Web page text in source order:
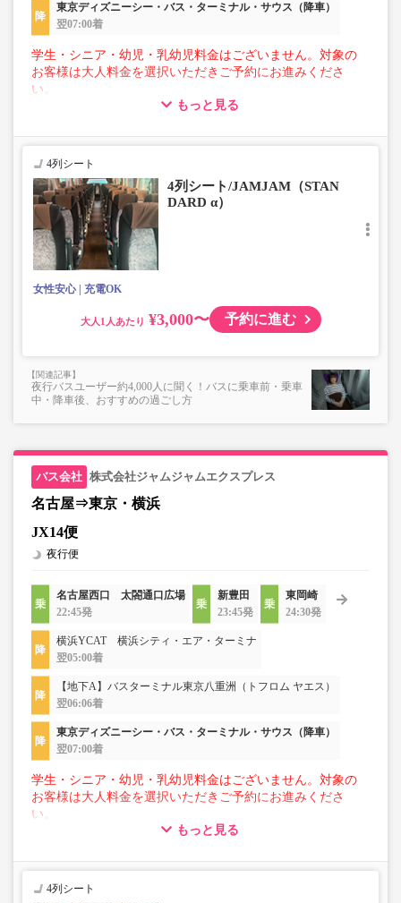
東京ディズニーシー・バス・ターミナル・サウス（降車）
翌07:00着
学生・シニア・幼児・乳幼児料金はございません。対象の
お客様は大人料金を選択いただきご予約にお進みくださ
い。
■トランクにてお預かりできる荷物
・3辺合計160cm以内、かつ10kg以下のものをおひとり様1
■お預かりできない荷物（貴重品以外は車内持ち込みも不
可）
楽器・自転車（折りたたみ含む）・ボード等の大きな荷
物、壊れ物、危険物、貴重品、ペット、
上記「トランクにてお預かりできる荷物」の条件を満たさ
もっと見る
4列シート
4列シート/JAMJAM（STAN
DARD α）
女性安心 充電OK
大人 ¥3,000〜 予約に進む
夜行バスユーザー約4,000人に聞く！バスに乗車前・乗車
中・降車後、おすすめの過ごし方
株式会社ジャムジャムエクスプレス
名古屋⇒東京・横浜
JX14便
夜行便
名古屋西口 太閤通口広場
22:45発
新豊田
23:45発
東岡崎
24:30発
横浜YCAT 横浜シティ・エア・ターミナ
翌05:00着
【地下A】バスターミナル東京八重洲（トフロム ヤエス）
翌06:06着
東京ディズニーシー・バス・ターミナル・サウス（降車）
翌07:00着
学生・シニア・幼児・乳幼児料金はございません。対象の
お客様は大人料金を選択いただきご予約にお進みくださ
い。
■トランクにてお預かりできる荷物
・3辺合計160cm以内、かつ10kg以下のものをおひとり様1
もっと見る
4列シート